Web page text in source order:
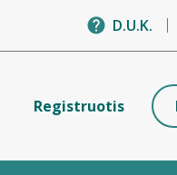
D.U.K.
Registruotis